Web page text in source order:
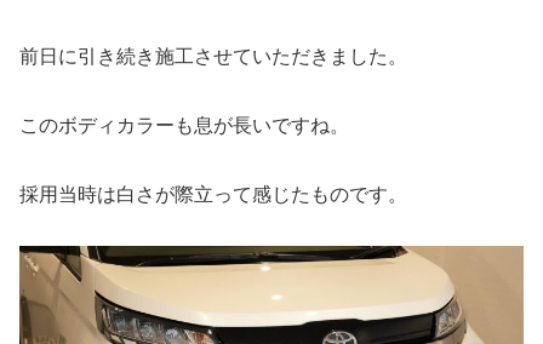
前日に引き続き施工させていただきました。
このボディカラーも息が長いですね。
採用当時は白さが際立って感じたものです。